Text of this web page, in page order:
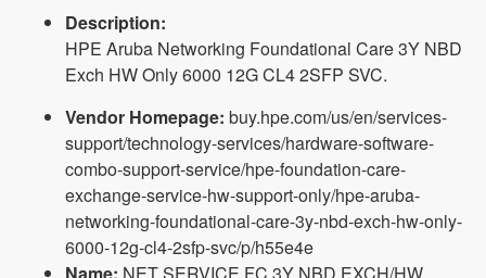
Description:
HPE Aruba Networking Foundational Care 3Y NBD
Exch HW Only 6000 12G CL4 2SFP SVC.
Vendor Homepage: buy.hpe.com/us/en/services-
support/technology-services/hardware-software-
combo-support-service/hpe-foundation-care-
exchange-service-hw-support-only/hpe-aruba-
networking-foundational-care-3y-nbd-exch-hw-only-
6000-12g-cl4-2sfp-svc/p/h55e4e